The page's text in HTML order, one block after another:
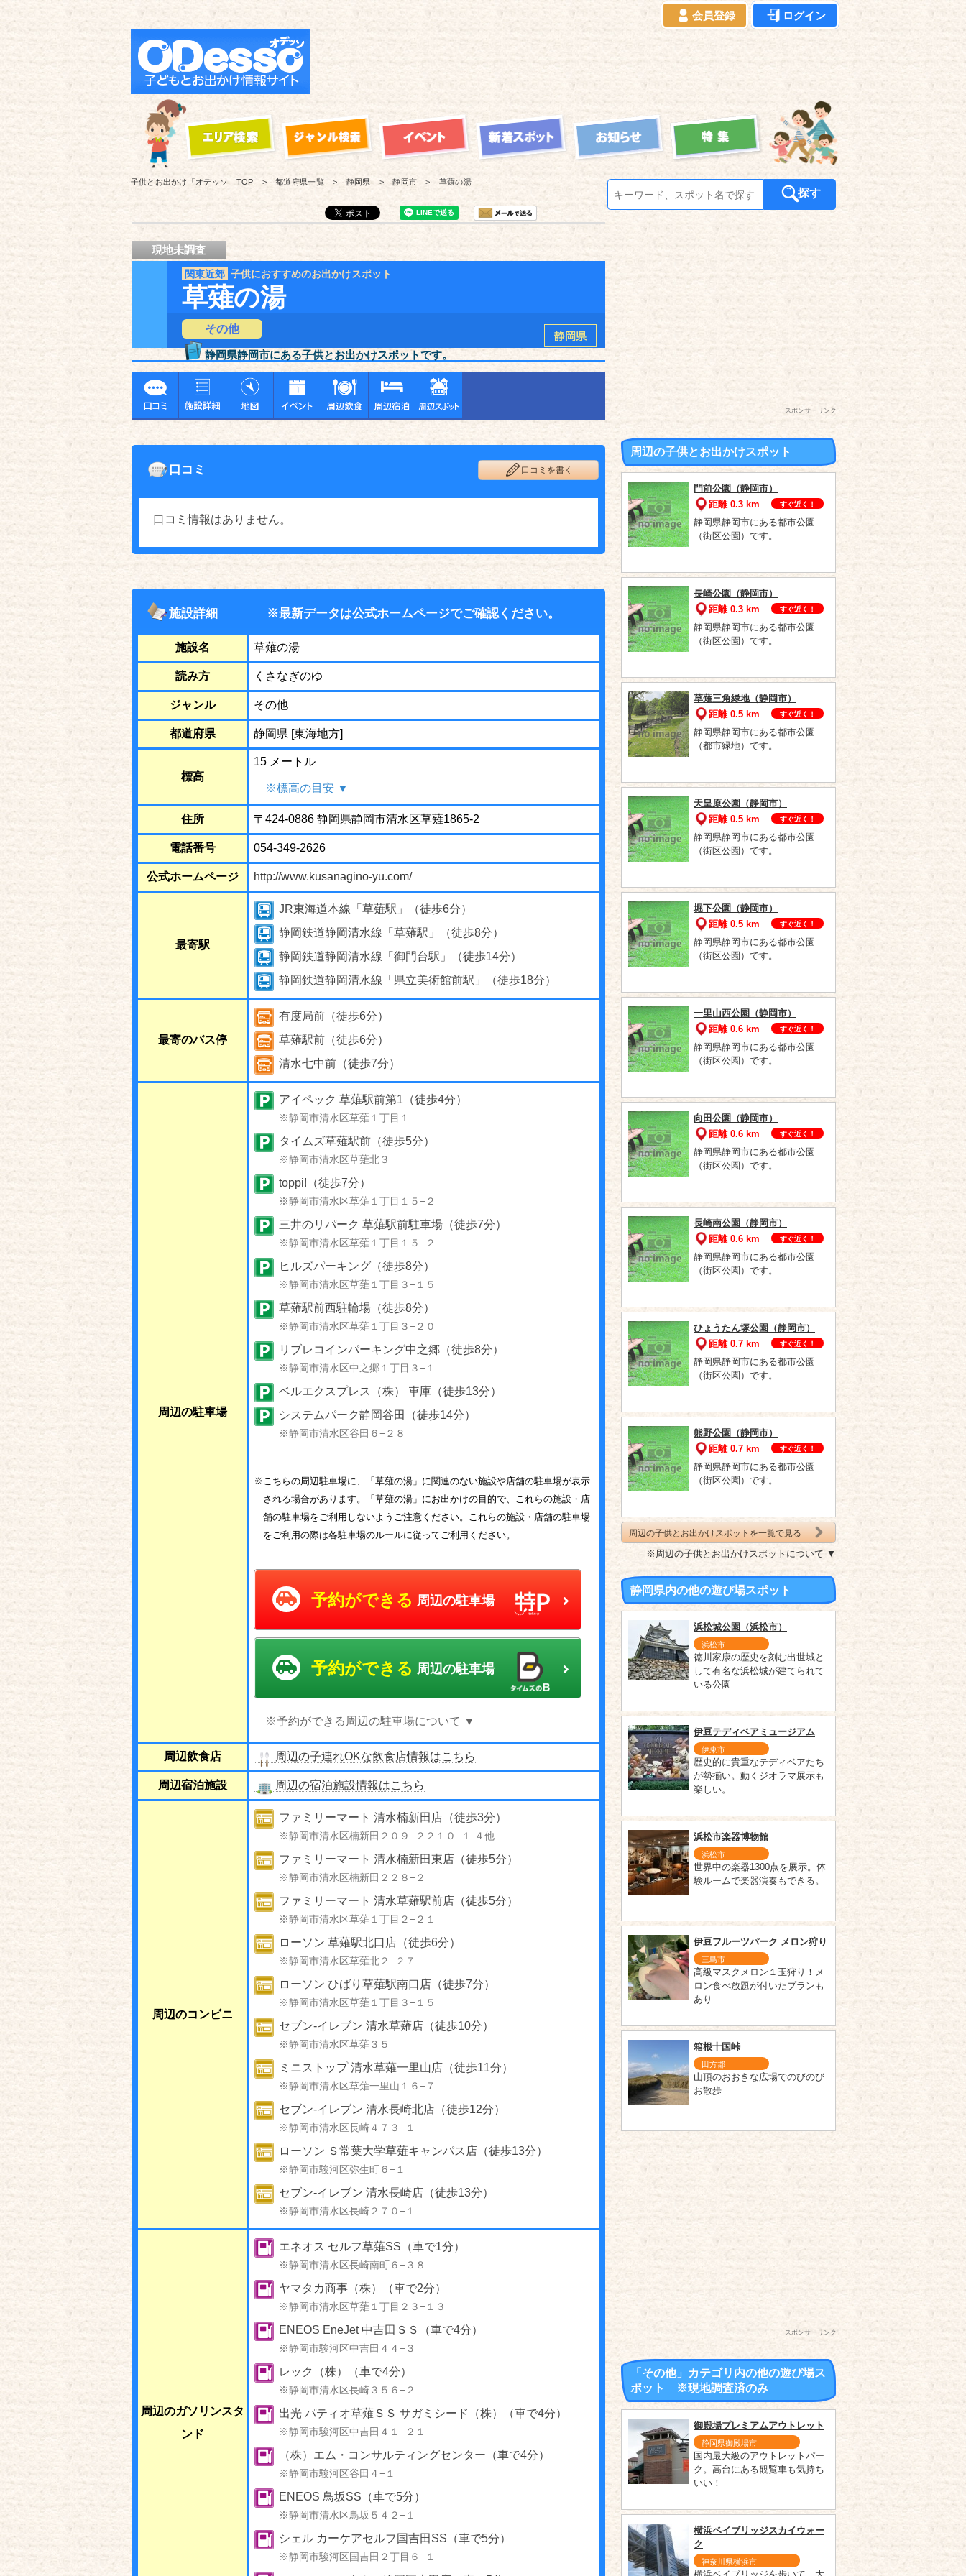
会員登録 ログイン
子供とお出かけ「オデッソ」 TOP 都道府県一覧 静岡県 静岡市 草薙の湯
探す
現地未調査
関東近郊 子供におすすめのお出かけスポット
草薙の湯
その他
静岡県
静岡県静岡市にある子供とお出かけスポットです。
口コミ 口コミを書く
口コミ情報はありません。
施設詳細 ※最新データは公式ホームページでご確認ください。
施設名 草薙の湯
読み方 くさなぎのゆ
ジャンル その他
都道府県 静岡県 [東海地方]
標高
15 メートル
※標高の目安 ▼
住所 〒424-0886 静岡県静岡市清水区草薙1865-2
電話番号 054-349-2626
公式ホームページ http://www.kusanagino-yu.com/
最寄駅
JR東海道本線「草薙駅」（徒歩6分）
静岡鉄道静岡清水線「草薙駅」（徒歩8分）
静岡鉄道静岡清水線「御門台駅」（徒歩14分）
静岡鉄道静岡清水線「県立美術館前駅」（徒歩18分）
最寄のバス停
有度局前（徒歩6分）
草薙駅前（徒歩6分）
清水七中前（徒歩7分）
周辺の駐車場
アイペック 草薙駅前第1（徒歩4分）
※静岡市清水区草薙１丁目１
タイムズ草薙駅前（徒歩5分）
※静岡市清水区草薙北３
toppi!（徒歩7分）
※静岡市清水区草薙１丁目１５−２
三井のリパーク 草薙駅前駐車場（徒歩7分）
※静岡市清水区草薙１丁目１５−２
ヒルズパーキング（徒歩8分）
※静岡市清水区草薙１丁目３−１５
草薙駅前西駐輪場（徒歩8分）
※静岡市清水区草薙１丁目３−２０
リブレコインパーキング中之郷（徒歩8分）
※静岡市清水区中之郷１丁目３−１
ベルエクスプレス（株） 車庫（徒歩13分）
システムパーク静岡谷田（徒歩14分）
※静岡市清水区谷田６−２８
※こちらの周辺駐車場に、「草薙の湯」に関連のない施設や店舗の駐車場が表示
される場合があります。「草薙の湯」にお出かけの目的で、これらの施設・店
舗の駐車場をご利用しないようご注意ください。これらの施設・店舗の駐車場
をご利用の際は各駐車場のルールに従ってご利用ください。
予約ができる 周辺の駐車場
予約ができる 周辺の駐車場
※予約ができる周辺の駐車場について ▼
周辺飲食店 周辺の子連れOKな飲食店情報はこちら
周辺宿泊施設 周辺の宿泊施設情報はこちら
周辺のコンビニ
ファミリーマート 清水楠新田店（徒歩3分）
※静岡市清水区楠新田２０９−２２１０−１ ４他
ファミリーマート 清水楠新田東店（徒歩5分）
※静岡市清水区楠新田２２８−２
ファミリーマート 清水草薙駅前店（徒歩5分）
※静岡市清水区草薙１丁目２−２１
ローソン 草薙駅北口店（徒歩6分）
※静岡市清水区草薙北２−２７
ローソン ひばり草薙駅南口店（徒歩7分）
※静岡市清水区草薙１丁目３−１５
セブン-イレブン 清水草薙店（徒歩10分）
※静岡市清水区草薙３５
ミニストップ 清水草薙一里山店（徒歩11分）
※静岡市清水区草薙一里山１６−７
セブン-イレブン 清水長崎北店（徒歩12分）
※静岡市清水区長崎４７３−１
ローソン Ｓ常葉大学草薙キャンパス店（徒歩13分）
※静岡市駿河区弥生町６−１
セブン-イレブン 清水長崎店（徒歩13分）
※静岡市清水区長崎２７０−１
周辺のガソリンスタ
ンド
エネオス セルフ草薙SS（車で1分）
※静岡市清水区長崎南町６−３８
ヤマタカ商事（株）（車で2分）
※静岡市清水区草薙１丁目２３−１３
ENEOS EneJet 中吉田ＳＳ（車で4分）
※静岡市駿河区中吉田４４−３
レック（株）（車で4分）
※静岡市清水区長崎３５６−２
出光 パティオ草薙ＳＳ サガミシード（株）（車で4分）
※静岡市駿河区中吉田４１−２１
（株）エム・コンサルティングセンター（車で4分）
※静岡市駿河区谷田４−１
ENEOS 鳥坂SS（車で5分）
※静岡市清水区鳥坂５４２−１
シェル カーケアセルフ国吉田SS（車で5分）
※静岡市駿河区国吉田２丁目６−１
スポンサーリンク
周辺の子供とお出かけスポット
門前公園（静岡市）
距離 0.3 km
すぐ近く！
静岡県静岡市にある都市公園
（街区公園）です。
長崎公園（静岡市）
距離 0.3 km
すぐ近く！
静岡県静岡市にある都市公園
（街区公園）です。
草薙三角緑地（静岡市）
距離 0.5 km
すぐ近く！
静岡県静岡市にある都市公園
（都市緑地）です。
天皇原公園（静岡市）
距離 0.5 km
すぐ近く！
静岡県静岡市にある都市公園
（街区公園）です。
堀下公園（静岡市）
距離 0.5 km
すぐ近く！
静岡県静岡市にある都市公園
（街区公園）です。
一里山西公園（静岡市）
距離 0.6 km
すぐ近く！
静岡県静岡市にある都市公園
（街区公園）です。
向田公園（静岡市）
距離 0.6 km
すぐ近く！
静岡県静岡市にある都市公園
（街区公園）です。
長崎南公園（静岡市）
距離 0.6 km
すぐ近く！
静岡県静岡市にある都市公園
（街区公園）です。
ひょうたん塚公園（静岡市）
距離 0.7 km
すぐ近く！
静岡県静岡市にある都市公園
（街区公園）です。
熊野公園（静岡市）
距離 0.7 km
すぐ近く！
静岡県静岡市にある都市公園
（街区公園）です。
周辺の子供とお出かけスポットを一覧で見る
※周辺の子供とお出かけスポットについて ▼
静岡県内の他の遊び場スポット
浜松城公園（浜松市）
浜松市
徳川家康の歴史を刻む出世城と
して有名な浜松城が建てられて
いる公園
伊豆テディベアミュージアム
伊東市
歴史的に貴重なテディベアたち
が勢揃い。動くジオラマ展示も
楽しい。
浜松市楽器博物館
浜松市
世界中の楽器1300点を展示。体
験ルームで楽器演奏もできる。
伊豆フルーツパーク メロン狩り
三島市
高級マスクメロン１玉狩り！メ
ロン食べ放題が付いたプランも
あり
箱根十国峠
田方郡
山頂のおおきな広場でのびのび
お散歩
スポンサーリンク
「その他」カテゴリ内の他の遊び場ス
ポット ※現地調査済のみ
御殿場プレミアムアウトレット
静岡県御殿場市
国内最大級のアウトレットパー
ク。高台にある観覧車も気持ち
いい！
横浜ベイブリッジスカイウォー
ク
神奈川県横浜市